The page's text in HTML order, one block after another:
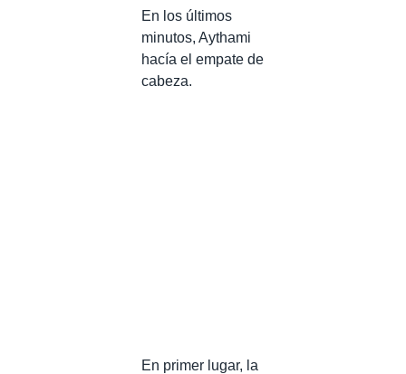
En los últimos
minutos, Aythami
hacía el empate de
cabeza.
En primer lugar, la